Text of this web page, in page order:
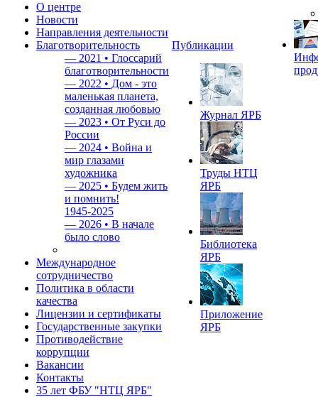
О центре
Новости
Направления деятельности
Благотворительность
— 2021 • Глоссарий
благотворительности
— 2022 • Дом - это
маленькая планета,
созданная любовью
— 2023 • От Руси до
России
— 2024 • Война и
мир глазами
художника
— 2025 • Будем жить
и помнить!
1945-2025
— 2026 • В начале
было слово
Международное
сотрудничество
Политика в области
качества
Лицензии и сертификаты
Государственные закупки
Противодействие
коррупции
Вакансии
Контакты
35 лет ФБУ "НТЦ ЯРБ"
Публикации
Журнал ЯРБ
Труды НТЦ
ЯРБ
Библиотека
ЯРБ
Приложение
ЯРБ